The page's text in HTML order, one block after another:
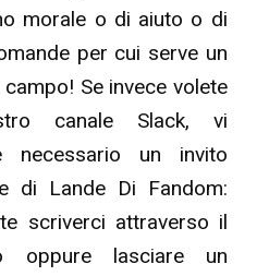
morale o di aiuto o di
per cui serve un
Se invece volete
canale Slack, vi
necessario un invito
di Lande Di Fandom:
scriverci attraverso il
oppure lasciare un